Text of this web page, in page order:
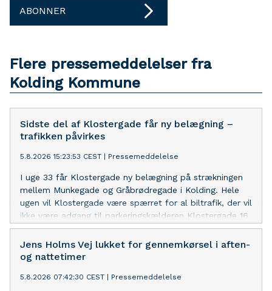
ABONNER
Flere pressemeddelelser fra
Kolding Kommune
Sidste del af Klostergade får ny belægning –
trafikken påvirkes
5.8.2026 15:23:53 CEST Pressemeddelelse
I uge 33 får Klostergade ny belægning på strækningen
mellem Munkegade og Gråbrødregade i Kolding. Hele
ugen vil Klostergade være spærret for al biltrafik, der vil
ikke være adgang til parkeringskælderen Klostergade 16
for bilister, og arbejdet kommer til at påvirke
varelevering og beboerkørsel i flere af bymidtens
gågader.
Jens Holms Vej lukket for gennemkørsel i aften-
og nattetimer
5.8.2026 07:42:30 CEST Pressemeddelelse